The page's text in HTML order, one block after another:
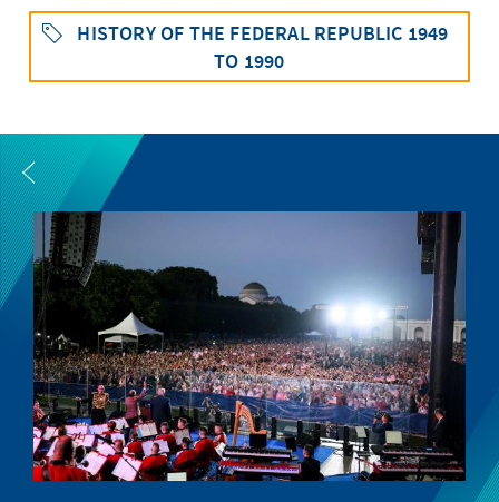
HISTORY OF THE FEDERAL REPUBLIC 1949
TO 1990